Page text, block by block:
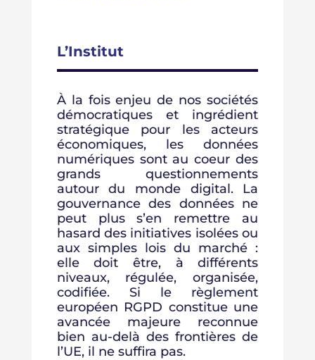
L’Institut
À la fois enjeu de nos sociétés
démocratiques et ingrédient
stratégique pour les acteurs
économiques, les données
numériques sont au coeur des
grands questionnements
autour du monde digital. La
gouvernance des données ne
peut plus s’en remettre au
hasard des initiatives isolées ou
aux simples lois du marché :
elle doit être, à différents
niveaux, régulée, organisée,
codifiée. Si le règlement
européen RGPD constitue une
avancée majeure reconnue
bien au-delà des frontières de
l’UE, il ne suffira pas.